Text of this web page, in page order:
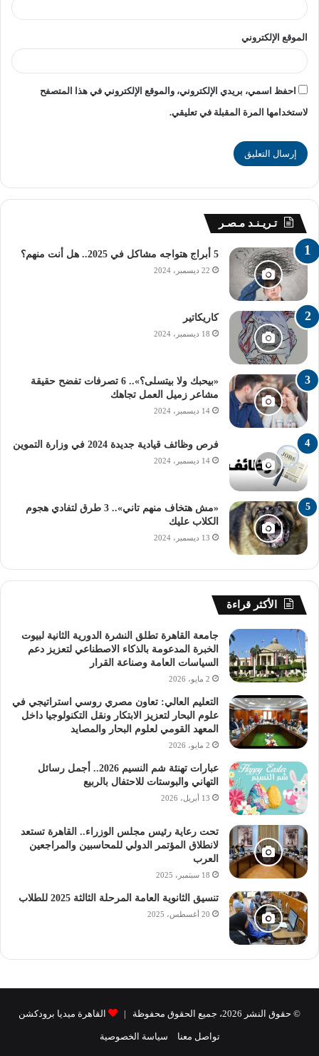
– كلية السياحة والفنادق: 60%.
– كلية الحقوق: 75%.
كاملة عند تسجيل رغباتهم على الموقع الإلكتروني، وحذر من
فرصهم في الالتحاق بالكليات المناسبة.
– زيارة موقع التنسيق الإلكتروني:
https://tansik.digital.gov.eg/Application/Default.aspx
– تحديد مصدر الشهادة.
– إدخال رقم الجلوس.
– كتابة الرقم السري.
– كتابة الرقم التأكيدي الظاهر على الشاشة.
– الضغط على الخطوة الثانية.
– التأكد من صحة البيانات.
– استكمال باقي الخطوات واختيار الرغبات بالتوزيع الجغرافي.
– الضغط على الخطوة التالية.
– إعادة تسجيل البيانات مرة أخرى.
– الضغط على كلمة تسجيل.
– اختيار صيغة Microsoft Print To PDF.
– طباعة استمارة الرغبات.
توقعات التنسيق
توقعات التنسيق للكليات الأدبية
توقعات التنسيق للكليات العلمية
توقعات تنسيق الجامعات راديو الجامعة
طلاب الثانوية العامة
الموقع الإلكتروني
احفظ اسمي، بريدي الإلكتروني، والموقع الإلكتروني في هذا المتصفح
لاستخدامها المرة المقبلة في تعليقي.
تـريـنـد مـصـر
5 أبراج هتواجه مشاكل في 2025.. هل أنت منهم؟
22 ديسمبر، 2024
كاريكاتير
18 ديسمبر، 2024
«بيحبك ولا بيتسلى؟».. 6 تصرفات تفضح حقيقة
مشاعر زميل العمل تجاهك
14 ديسمبر، 2024
فرص وظائف قيادية جديدة 2024 في وزارة التموين
14 ديسمبر، 2024
«مش هتخاف منهم تاني».. 3 طرق لتفادي هجوم
الكلاب عليك
13 ديسمبر، 2024
الأكثر قراءة
جامعة القاهرة تطلق النشرة الدورية الثانية لبيوت
الخبرة المدعومة بالذكاء الاصطناعي لتعزيز دعم
السياسات العامة وصناعة القرار
2 مايو، 2026
التعليم العالي: تعاون مصري روسي استراتيجي في
علوم البحار لتعزيز الابتكار ونقل التكنولوجيا داخل
المعهد القومي لعلوم البحار والمصايد
2 مايو، 2026
عبارات تهنئة شم النسيم 2026.. أجمل رسائل
التهاني والبوستات للاحتفال بالربيع
13 أبريل، 2026
تحت رعاية رئيس مجلس الوزراء.. القاهرة تستعد
لانطلاق المؤتمر الدولي للمحاسبين والمراجعين
العرب
18 سبتمبر، 2025
تنسيق الثانوية العامة المرحلة الثالثة 2025 للطلاب
20 أغسطس، 2025
© حقوق النشر 2026، جميع الحقوق محفوظة | القاهرة ميديا برودكشن
تواصل معنا سياسة الخصوصية